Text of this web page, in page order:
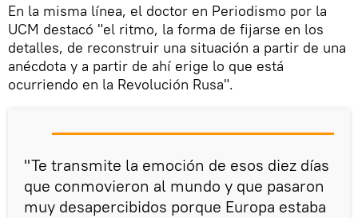
En la misma línea, el doctor en Periodismo por la
UCM destacó "el ritmo, la forma de fijarse en los
detalles, de reconstruir una situación a partir de una
anécdota y a partir de ahí erige lo que está
ocurriendo en la Revolución Rusa".
"Te transmite la emoción de esos diez días
que conmovieron al mundo y que pasaron
muy desapercibidos porque Europa estaba